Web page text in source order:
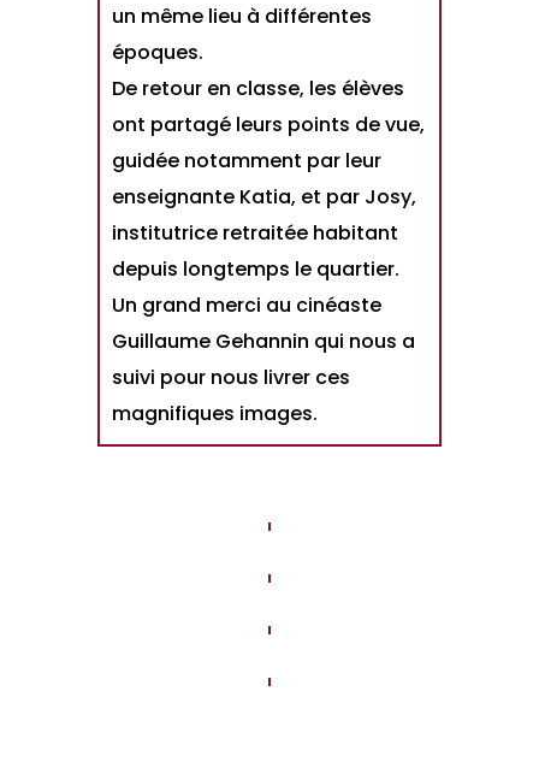
un même lieu à différentes
époques.
De retour en classe, les élèves
ont partagé leurs points de vue,
guidée notamment par leur
enseignante Katia, et par Josy,
institutrice retraitée habitant
depuis longtemps le quartier.
Un grand merci au cinéaste
Guillaume Gehannin qui nous a
suivi pour nous livrer ces
magnifiques images.